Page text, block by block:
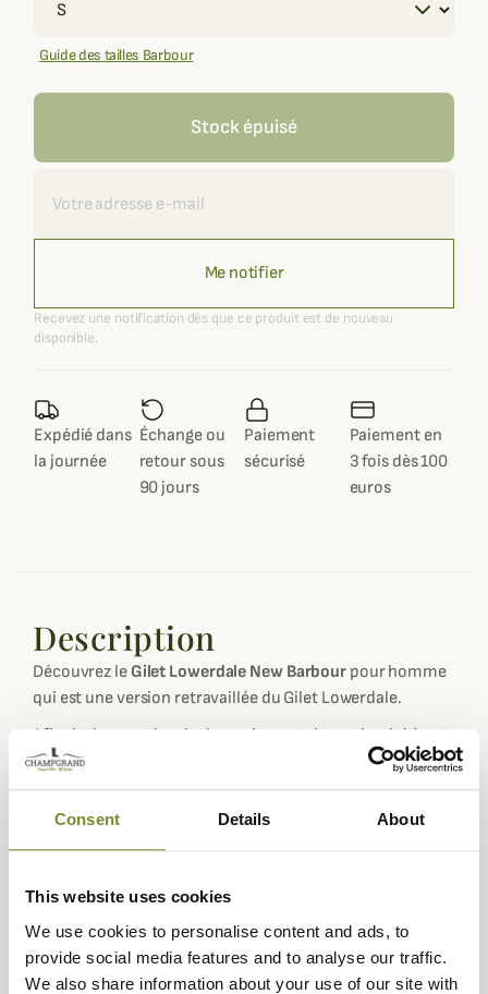
Consent Details About
This website uses cookies
We use cookies to personalise content and ads, to
provide social media features and to analyse our traffic.
We also share information about your use of our site with
Guide des tailles Barbour
Stock épuisé
Me notifier
Recevez une notification dès que ce produit est de nouveau
disponible.
Expédié dans
la journée
Échange ou
retour sous
90 jours
Paiement
sécurisé
Paiement en
3 fois dès 100
euros
Description
Découvrez le Gilet Lowerdale New Barbour pour homme
qui est une version retravaillée du Gilet Lowerdale.
Afin de donner plus de dynamisme et de modernité à cet
intemporel, Barbour vous le présente dans une toute
nouvelle coupe, plus moderne et ajustée. Tout aussi
élégant et raffiné, cette veste sans manches matelassée
Son matelassage diamant dévoile un style campagne
chic qui ne laissera pas indifférent. Léger et déperlante, il
vous protège des températures froides en hiver sous une
veste, agissant comme une doublure isolante, ou bien se